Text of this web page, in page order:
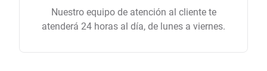
Nuestro equipo de atención al cliente te
atenderá 24 horas al día, de lunes a viernes.